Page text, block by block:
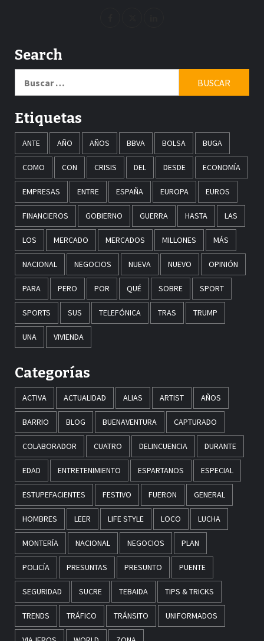
Search
Etiquetas
ANTE AÑO AÑOS BBVA BOLSA BUGA
COMO CON CRISIS DEL DESDE ECONOMÍA
EMPRESAS ENTRE ESPAÑA EUROPA EUROS
FINANCIEROS GOBIERNO GUERRA HASTA LAS
LOS MERCADO MERCADOS MILLONES MÁS
NACIONAL NEGOCIOS NUEVA NUEVO OPINIÓN
PARA PERO POR QUÉ SOBRE SPORT
SPORTS SUS TELEFÓNICA TRAS TRUMP
UNA VIVIENDA
Categorías
ACTIVA ACTUALIDAD ALIAS ARTIST AÑOS
BARRIO BLOG BUENAVENTURA CAPTURADO
COLABORADOR CUATRO DELINCUENCIA DURANTE
EDAD ENTRETENIMIENTO ESPARTANOS ESPECIAL
ESTUPEFACIENTES FESTIVO FUERON GENERAL
HOMBRES LEER LIFE STYLE LOCO LUCHA
MONTERÍA NACIONAL NEGOCIOS PLAN
POLICÍA PRESUNTAS PRESUNTO PUENTE
SEGURIDAD SUCRE TEBAIDA TIPS & TRICKS
TRENDS TRÁFICO TRÁNSITO UNIFORMADOS